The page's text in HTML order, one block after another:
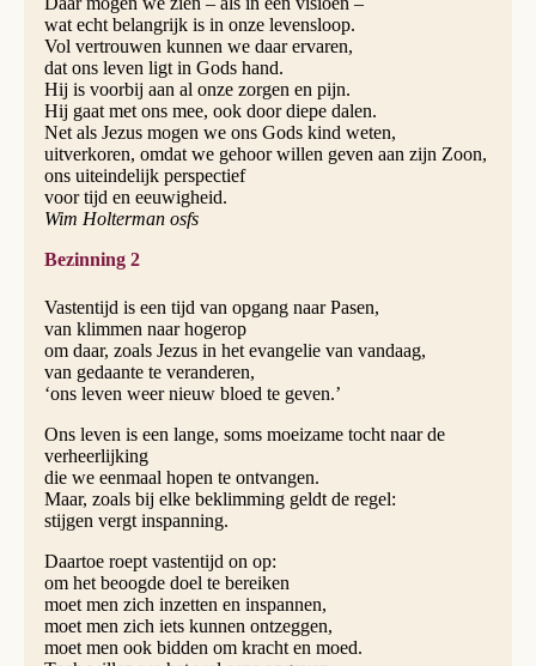
wat echt belangrijk is in onze levensloop.
Vol vertrouwen kunnen we daar ervaren,
dat ons leven ligt in Gods hand.
Hij is voorbij aan al onze zorgen en pijn.
Hij gaat met ons mee, ook door diepe dalen.
Net als Jezus mogen we ons Gods kind weten,
uitverkoren, omdat we gehoor willen geven aan zijn Zoon,
ons uiteindelijk perspectief
voor tijd en eeuwigheid.
Wim Holterman osfs
Bezinning 2
Vastentijd is een tijd van opgang naar Pasen,
van klimmen naar hogerop
om daar, zoals Jezus in het evangelie van vandaag,
van gedaante te veranderen,
‘ons leven weer nieuw bloed te geven.’
Ons leven is een lange, soms moeizame tocht naar de
verheerlijking
die we eenmaal hopen te ontvangen.
Maar, zoals bij elke beklimming geldt de regel:
stijgen vergt inspanning.
Daartoe roept vastentijd on op:
om het beoogde doel te bereiken
moet men zich inzetten en inspannen,
moet men zich iets kunnen ontzeggen,
moet men ook bidden om kracht en moed.